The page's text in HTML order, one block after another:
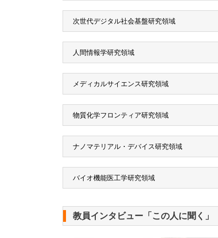
次世代デジタル社会基盤研究領域
人間情報学研究領域
メディカルサイエンス研究領域
物質化学フロンティア研究領域
ナノマテリアル・デバイス研究領域
バイオ機能医工学研究領域
教員インタビュー「この人に聞く」